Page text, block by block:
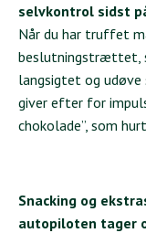
selvkontrol sidst
Når du har truffet
beslutningstrættet,
langsigtet og
giver efter for
chokolade”, som
Snacking og
autopiloten tager